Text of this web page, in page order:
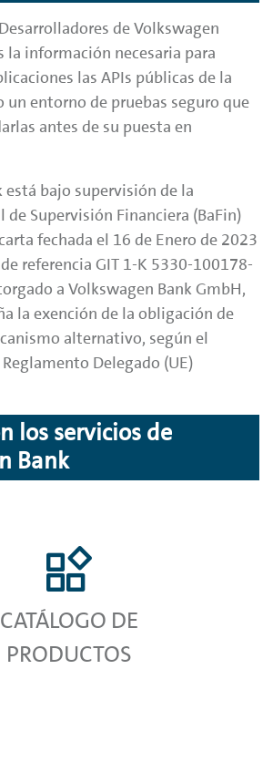
de Volkswagen
la información necesaria para
las APIs públicas de la
un entorno de pruebas seguro que
antes de su puesta en
está bajo supervisión de la
Supervisión Financiera (BaFin)
fechada el 16 de Enero de 2023
referencia GIT 1-K 5330-100178-
a Volkswagen Bank GmbH,
la exención de la obligación de
alternativo, según el
Delegado (UE)
los servicios de
Bank
CATÁLOGO DE
PRODUCTOS